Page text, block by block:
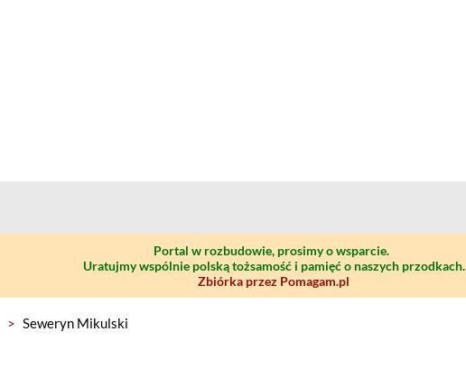
Portal w rozbudowie, prosimy o wsparcie.
Uratujmy wspólnie polską tożsamość i pamięć o naszych przodkach.
Zbiórka przez Pomagam.pl
> Seweryn Mikulski